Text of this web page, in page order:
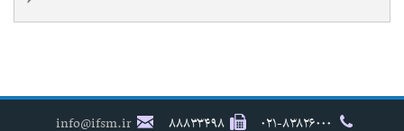
۸۸۸۳۳۴۹۸ info@ifsm.ir